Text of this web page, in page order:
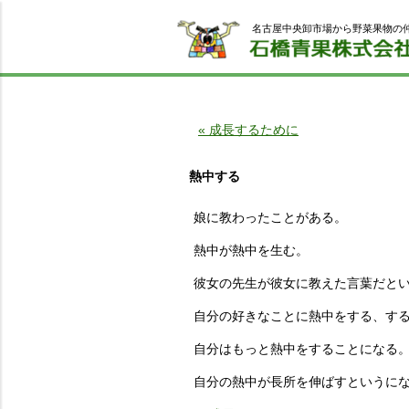
名古屋中央卸市場から野菜果物の
« 成長するために
熱中する
娘に教わったことがある。
熱中が熱中を生む。
彼女の先生が彼女に教えた言葉だとい
自分の好きなことに熱中をする、す
自分はもっと熱中をすることになる。
自分の熱中が長所を伸ばすというにな